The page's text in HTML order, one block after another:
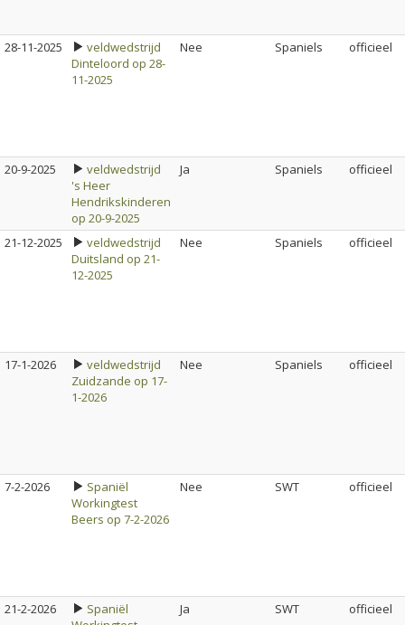
28-11-2025
veldwedstrijd
Dinteloord op 28-
11-2025
Nee Spaniels officieel
20-9-2025
veldwedstrijd
's Heer
Hendrikskinderen
op 20-9-2025
Ja Spaniels officieel
21-12-2025
veldwedstrijd
Duitsland op 21-
12-2025
Nee Spaniels officieel
17-1-2026
veldwedstrijd
Zuidzande op 17-
1-2026
Nee Spaniels officieel
7-2-2026
Spaniël
Workingtest
Beers op 7-2-2026
Nee SWT officieel
21-2-2026
Spaniël
Ja SWT officieel